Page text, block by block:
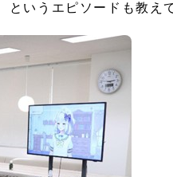
いうエピソードも教え